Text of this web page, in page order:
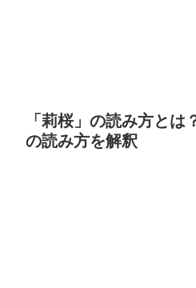
「莉桜」の読み方とは
の読み方を解釈